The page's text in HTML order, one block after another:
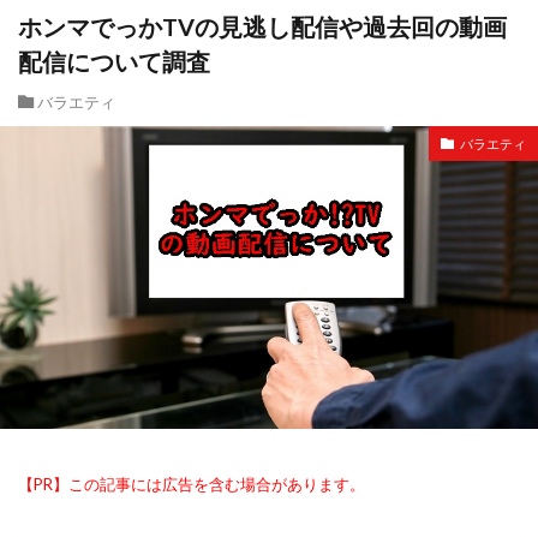
ホンマでっかTVの見逃し配信や過去回の動画
配信について調査
バラエティ
バラエティ
【PR】この記事には広告を含む場合があります。